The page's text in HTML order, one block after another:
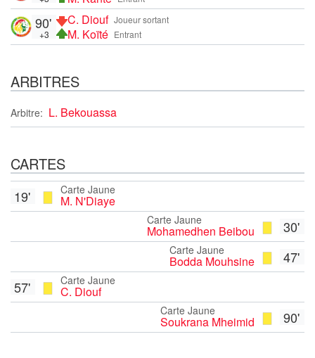
Joueur sortant
C. Diouf
Entrant
M. Koïté
90'
+3
ARBITRES
Arbitre: L. Bekouassa
CARTES
Carte Jaune
M. N'Diaye
19'
30'
Carte Jaune
Mohamedhen Beibou
47'
Carte Jaune
Bodda Mouhsine
Carte Jaune
C. Diouf
57'
90'
Carte Jaune
Soukrana Mheimid